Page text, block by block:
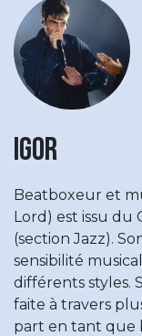
Igor
Beatboxeur et
Lord) est issu du
(section Jazz).
sensibilité
différents styles.
faite à travers
part en tant que